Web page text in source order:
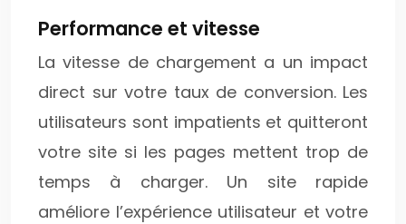
Performance et vitesse
La vitesse de chargement a un impact
direct sur votre taux de conversion. Les
utilisateurs sont impatients et quitteront
votre site si les pages mettent trop de
temps à charger. Un site rapide
améliore l’expérience utilisateur et votre